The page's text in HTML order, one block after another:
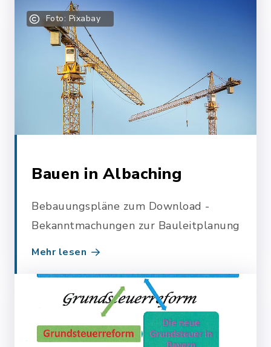
Foto: Pixabay
Bauen in Albaching
Bebauungspläne zum Download -
Bekanntmachungen zur Bauleitplanung
Mehr lesen